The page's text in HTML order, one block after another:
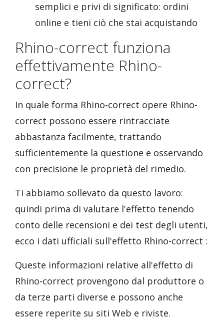
semplici e privi di significato: ordini
online e tieni ciò che stai acquistando
Rhino-correct funziona
effettivamente Rhino-
correct?
In quale forma Rhino-correct opere Rhino-
correct possono essere rintracciate
abbastanza facilmente, trattando
sufficientemente la questione e osservando
con precisione le proprietà del rimedio.
Ti abbiamo sollevato da questo lavoro:
quindi prima di valutare l'effetto tenendo
conto delle recensioni e dei test degli utenti,
ecco i dati ufficiali sull'effetto Rhino-correct :
Queste informazioni relative all'effetto di
Rhino-correct provengono dal produttore o
da terze parti diverse e possono anche
essere reperite su siti Web e riviste.